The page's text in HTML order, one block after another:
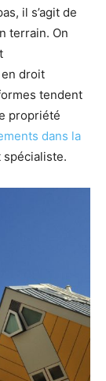
il s’agit de
terrain. On
droit
tendent
propriété
dans la
spécialiste.